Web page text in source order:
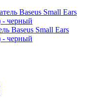
Baseus Small Ears
- черный